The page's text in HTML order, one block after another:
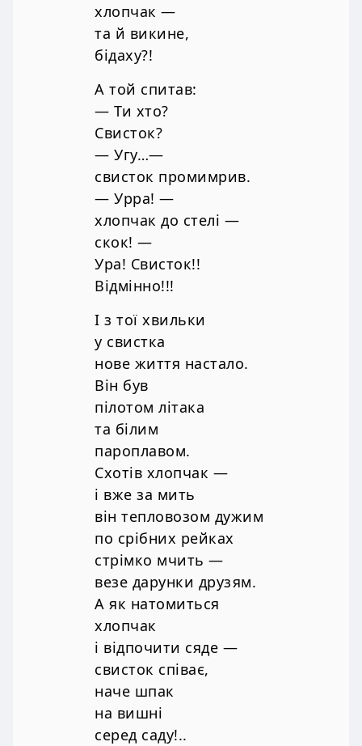
хлопчак —
та й викине,
бідаху?!
А той спитав:
— Ти хто?
Свисток?
— Угу…—
свисток промимрив.
— Урра! —
хлопчак до стелі —
скок! —
Ура! Свисток!!
Відмінно!!!
І з тої хвильки
у свистка
нове життя настало.
Він був
пілотом літака
та білим
пароплавом.
Схотів хлопчак —
і вже за мить
він тепловозом дужим
по срібних рейках
стрімко мчить —
везе дарунки друзям.
А як натомиться
хлопчак
і відпочити сяде —
свисток співає,
наче шпак
на вишні
серед саду!..